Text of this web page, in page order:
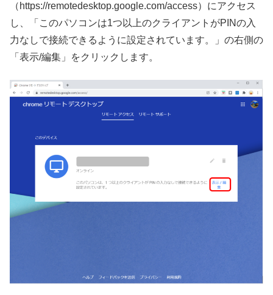
（https://remotedesktop.google.com/access）にアクセス
し、「このパソコンは1つ以上のクライアントがPINの入
力なしで接続できるように設定されています。」の右側の
「表示/編集」をクリックします。